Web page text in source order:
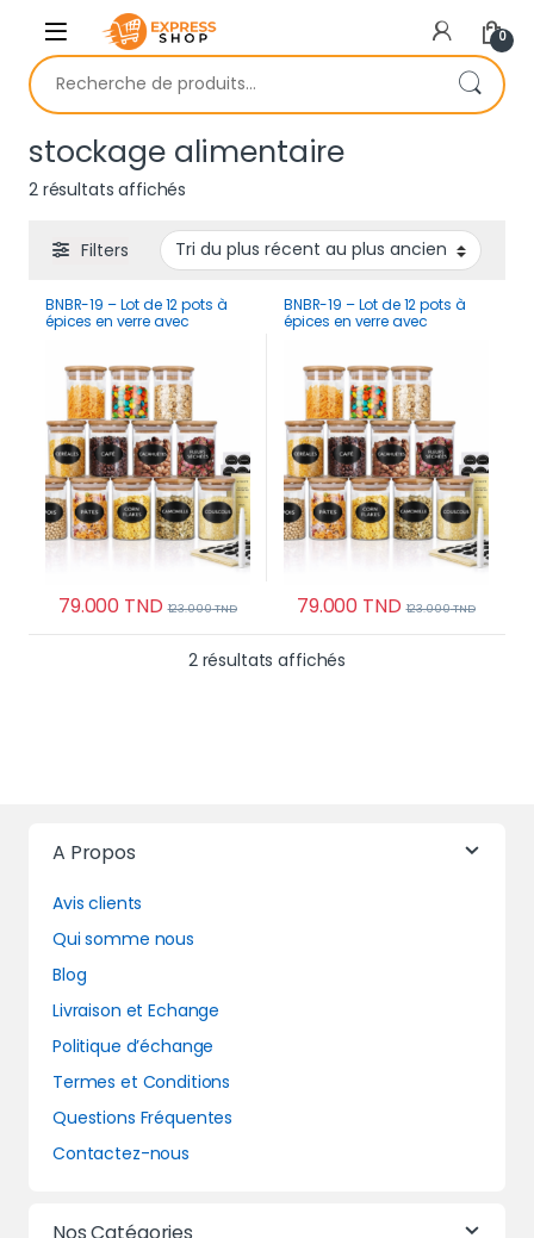
Skip to navigation
Skip to content
0
Recherche pour :
stockage alimentaire
2 résultats affichés
Filters
BNBR-19 – Lot de 12 pots à
épices en verre avec
79.000 TND 123.000TND
BNBR-19 – Lot de 12 pots à
épices en verre avec
79.000 TND 123.000TND
2 résultats affichés
A Propos
Avis clients
Qui somme nous
Blog
Livraison et Echange
Politique d’échange
Termes et Conditions
Questions Fréquentes
Contactez-nous